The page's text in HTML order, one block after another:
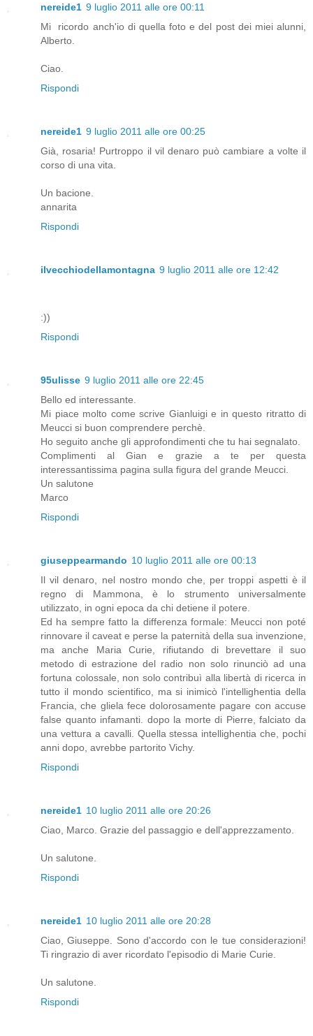
nereide1 9 luglio 2011 alle ore 00:11
Mi ricordo anch'io di quella foto e del post dei miei alunni,
Alberto.
Ciao.
Rispondi
nereide1 9 luglio 2011 alle ore 00:25
Già, rosaria! Purtroppo il vil denaro può cambiare a volte il
corso di una vita.
Un bacione.
annarita
Rispondi
ilvecchiodellamontagna 9 luglio 2011 alle ore 12:42
:))
Rispondi
95ulisse 9 luglio 2011 alle ore 22:45
Bello ed interessante.
Mi piace molto come scrive Gianluigi e in questo ritratto di
Meucci si buon comprendere perchè.
Ho seguito anche gli approfondimenti che tu hai segnalato.
Complimenti al Gian e grazie a te per questa
interessantissima pagina sulla figura del grande Meucci.
Un salutone
Marco
Rispondi
giuseppearmando 10 luglio 2011 alle ore 00:13
Il vil denaro, nel nostro mondo che, per troppi aspetti è il
regno di Mammona, è lo strumento universalmente
utilizzato, in ogni epoca da chi detiene il potere.
Ed ha sempre fatto la differenza formale: Meucci non poté
rinnovare il caveat e perse la paternità della sua invenzione,
ma anche Maria Curie, rifiutando di brevettare il suo
metodo di estrazione del radio non solo rinunciò ad una
fortuna colossale, non solo contribuì alla libertà di ricerca in
tutto il mondo scientifico, ma si inimicò l'intellighentia della
Francia, che gliela fece dolorosamente pagare con accuse
false quanto infamanti. dopo la morte di Pierre, falciato da
una vettura a cavalli. Quella stessa intellighentia che, pochi
anni dopo, avrebbe partorito Vichy.
Rispondi
nereide1 10 luglio 2011 alle ore 20:26
Ciao, Marco. Grazie del passaggio e dell'apprezzamento.
Un salutone.
Rispondi
nereide1 10 luglio 2011 alle ore 20:28
Ciao, Giuseppe. Sono d'accordo con le tue considerazioni!
Ti ringrazio di aver ricordato l'episodio di Marie Curie.
Un salutone.
Rispondi